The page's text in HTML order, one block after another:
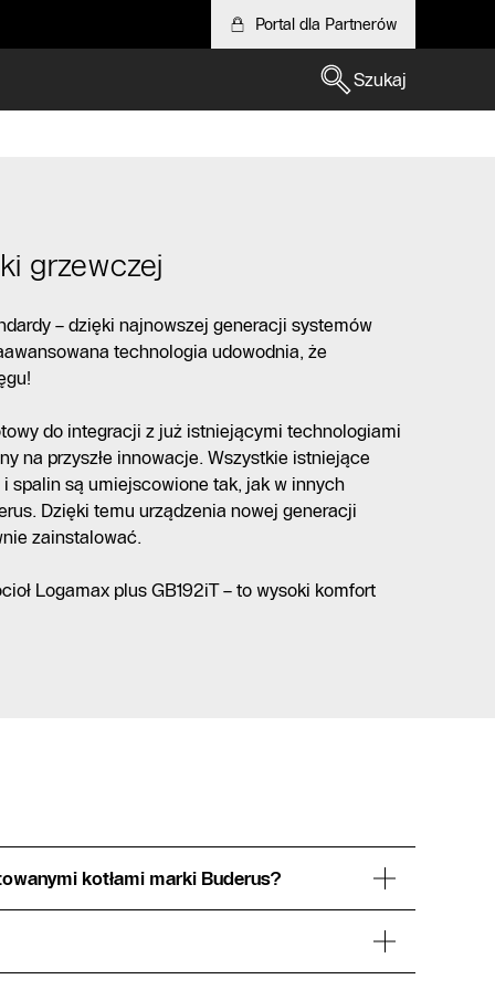
Portal dla Partnerów
Szukaj
grzewczej
– dzięki najnowszej generacji systemów
technologia udowodnia, że
do integracji z już istniejącymi technologiami
na przyszłe innowacje. Wszystkie istniejące
spalin są umiejscowione tak, jak w innych
Dzięki temu urządzenia nowej generacji
zainstalować.
Logamax plus GB192iT – to wysoki komfort
kotłami marki Buderus?